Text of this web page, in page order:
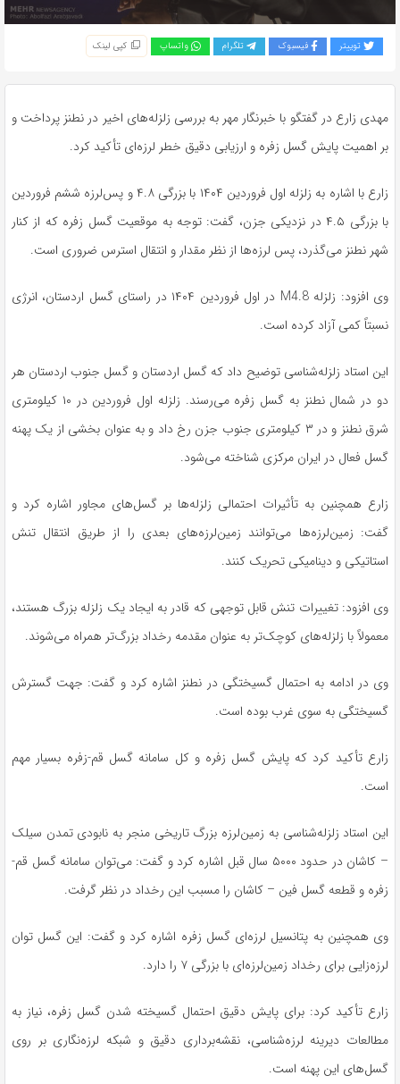
توییتر فیسبوک تلگرام واتساپ کپی لینک
مهدی زارع در گفتگو با خبرنگار مهر به بررسی زلزله‌های اخیر در نطنز پرداخت و
بر اهمیت پایش گسل زفره و ارزیابی دقیق خطر لرزه‌ای تأکید کرد.
زارع با اشاره به زلزله اول فروردین ۱۴۰۴ با بزرگی ۴.۸ و پس‌لرزه ششم فروردین
با بزرگی ۴.۵ در نزدیکی
جزن، گفت: توجه به موقعیت گسل زفره که از کنار
شهر نطنز می‌گذرد، پس لرزه‌ها از نظر مقدار و انتقال استرس ضروری است.
وی افزود: زلزله M4.8 در اول فروردین ۱۴۰۴ در راستای گسل اردستان، انرژی
نسبتاً کمی آزاد کرده است.
این استاد زلزله‌شناسی توضیح داد که گسل اردستان و گسل جنوب اردستان هر
دو در شمال نطنز به گسل زفره
می‌رسند. زلزله اول فروردین در ۱۰ کیلومتری
شرق نطنز و در ۳ کیلومتری جنوب
جزن رخ داد و به عنوان بخشی از یک پهنه
گسل فعال در ایران مرکزی شناخته می‌شود.
زارع همچنین به تأثیرات احتمالی زلزله‌ها بر گسل‌های مجاور اشاره کرد و
گفت: زمین‌لرزه‌ها می‌توانند زمین‌لرزه‌های بعدی را از طریق انتقال تنش
استاتیکی و دینامیکی تحریک کنند.
وی افزود: تغییرات تنش قابل توجهی که قادر به ایجاد یک زلزله بزرگ هستند،
معمولاً با زلزله‌های کوچک‌تر به عنوان مقدمه رخداد بزرگ‌تر همراه می‌شوند.
وی در ادامه به احتمال گسیختگی در نطنز اشاره کرد و گفت: جهت گسترش
گسیختگی به سوی غرب بوده است.
زارع تأکید کرد که پایش گسل زفره و کل سامانه گسل قم-زفره بسیار مهم
است.
این استاد زلزله‌شناسی به زمین‌لرزه بزرگ تاریخی منجر به نابودی تمدن سیلک
– کاشان در حدود ۵۰۰۰ سال قبل اشاره کرد و گفت: می‌توان سامانه گسل قم-
زفره و قطعه گسل فین – کاشان را مسبب این رخداد در نظر گرفت.
وی همچنین به پتانسیل لرزه‌ای گسل زفره اشاره کرد و گفت: این گسل توان
لرزه‌زایی برای رخداد زمین‌لرزه‌ای با بزرگی ۷ را دارد.
زارع تأکید کرد: برای پایش دقیق احتمال گسیخته شدن گسل زفره، نیاز به
مطالعات دیرینه لرزه‌شناسی، نقشه‌برداری دقیق و شبکه لرزه‌نگاری بر روی
گسل‌های این پهنه است.